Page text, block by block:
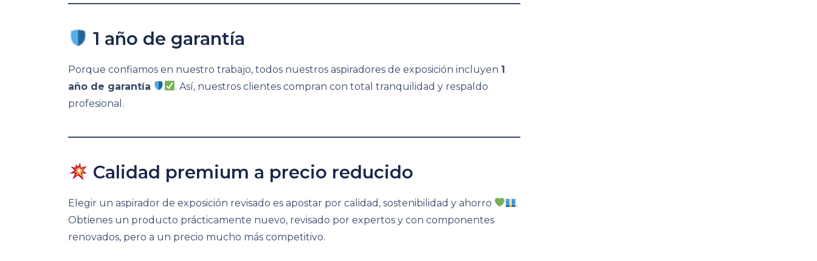
1 año de garantía
Porque confiamos en nuestro trabajo, todos nuestros aspiradores de exposición incluyen 1
año de garantía
. Así, nuestros clientes compran con total tranquilidad y respaldo
profesional.
Calidad premium a precio reducido
Elegir un aspirador de exposición revisado es apostar por calidad, sostenibilidad y ahorro
.
Obtienes un producto prácticamente nuevo, revisado por expertos y con componentes
renovados, pero a un precio mucho más competitivo.